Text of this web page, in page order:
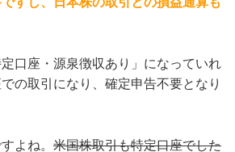
口座・源泉徴収あり」になっていれ
の取引になり、確定申告不要となり
よね。 米国株取引も特定口座でした